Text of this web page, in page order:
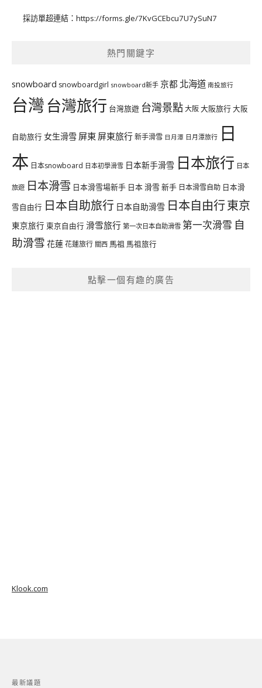
採訪單超連結： https://forms.gle/7KvGCEbcu7U7ySuN7
熱門關鍵字
snowboard snowboardgirl snowboard新手 京都 北海道 南投旅行
台灣台灣旅行 台灣旅遊 台灣景點大阪大阪旅行大阪
自助旅行 女生滑雪 屏東 屏東旅行新手滑雪 日月潭 日月潭旅行 日
本 日本snowboard 日本初學滑雪 日本新手滑雪 日本旅行 日本
旅遊 日本滑雪 日本滑雪場新手 日本 滑雪 新手 日本滑雪自助 日本滑
雪自由行 日本自助旅行 日本自助滑雪 日本自由行東京
東京旅行 東京自由行 滑雪旅行 第一次日本自助滑雪 第一次滑雪 自
助滑雪 花蓮花蓮旅行 關西 馬祖 馬祖旅行
點擊一個有趣的廣告
Klook.com
最新議題